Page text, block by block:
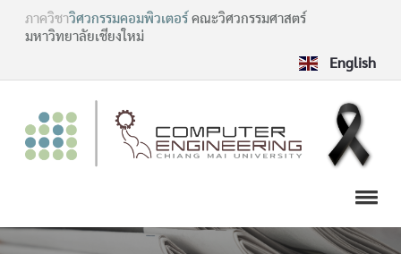
ภาควิชาวิศวกรรมคอมพิวเตอร์ คณะวิศวกรรมศาสตร์
มหาวิทยาลัยเชียงใหม่
English